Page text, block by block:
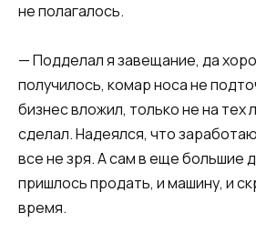
не полагалось.
— Подделал я завещание, да
получилось, комар носа не
бизнес вложил, только не на тех
сделал. Надеялся, что
все не зря. А сам в еще большие
пришлось продать, и машину, и
время.